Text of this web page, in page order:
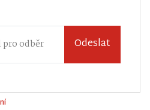
Odeslat